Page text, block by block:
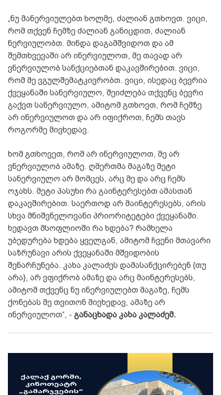
„ნუ მანერვიულებთ ხოლმე, ძალიან გთხოვთ. ვიცი,
რომ თქვენ ჩემზე ძალიან განიცდით, ძალიან
ნერვიულობთ. მინდა დაგამშვიდოთ და ამ
შემთხვევაში არ ინერვიულოთ, მე თავად არ
ვნერვიულობ სანქციებთან დაკავშირებით. ვიცი,
რომ მე ვგულშემატკივრობთ. ვიცი, ისედაც ბევრია
ქვეყანაში სანერვიულო, შეიძლება თქვენც ბევრი
გაქვთ სანერვიულო, ამიტომ გთხოვთ, რომ ჩემზე
არ ინერვიულოთ და არ იფიქროთ, ჩემს თავს
როგორმე მივხედავ.
ხომ გთხოვეთ, რომ არ ინერვიულოთ, მე არ
ვნერვიულობ ამაზე. ღმერთმა მაგაზე მეტი
სანერვიულო არ მომცეს, არც მე და არც ჩემს
ოჯახს. მეტი პასუხი რა გაინტერესებთ ამასთან
დაკავშირებით. საერთოდ არ მაინტერესებს, არის
სხვა მნიშვნელოვანი პრიორიტეტები ქვეყანაში.
ხედავთ მსოფლიოში რა ხდება? რამხელა
უბედურება ხდება ყველგან, ამიტომ ჩვენი მთავარი
საზრუნავი არის ქვეყანაში მშვიდობის
შენარჩუნება. კახა კალაძეს დამასანქცირებენ {თუ
არა}, არ ვფიქრობ ამაზე და არც მაინტერესებს,
ამიტომ თქვენც ნუ ინერვიულებთ მაგაზე, ჩემს
ქონებას მე თვითონ მივხედავ, ამაზე არ
ინერვიულოთ“, - განაცხადა კახა კალაძემ.